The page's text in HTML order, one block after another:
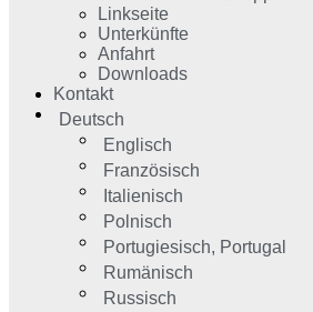
Linkseite
Unterkünfte
Anfahrt
Downloads
Kontakt
Deutsch
Englisch
Französisch
Italienisch
Polnisch
Portugiesisch, Portugal
Rumänisch
Russisch